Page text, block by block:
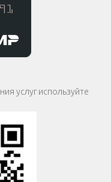
услуг используйте